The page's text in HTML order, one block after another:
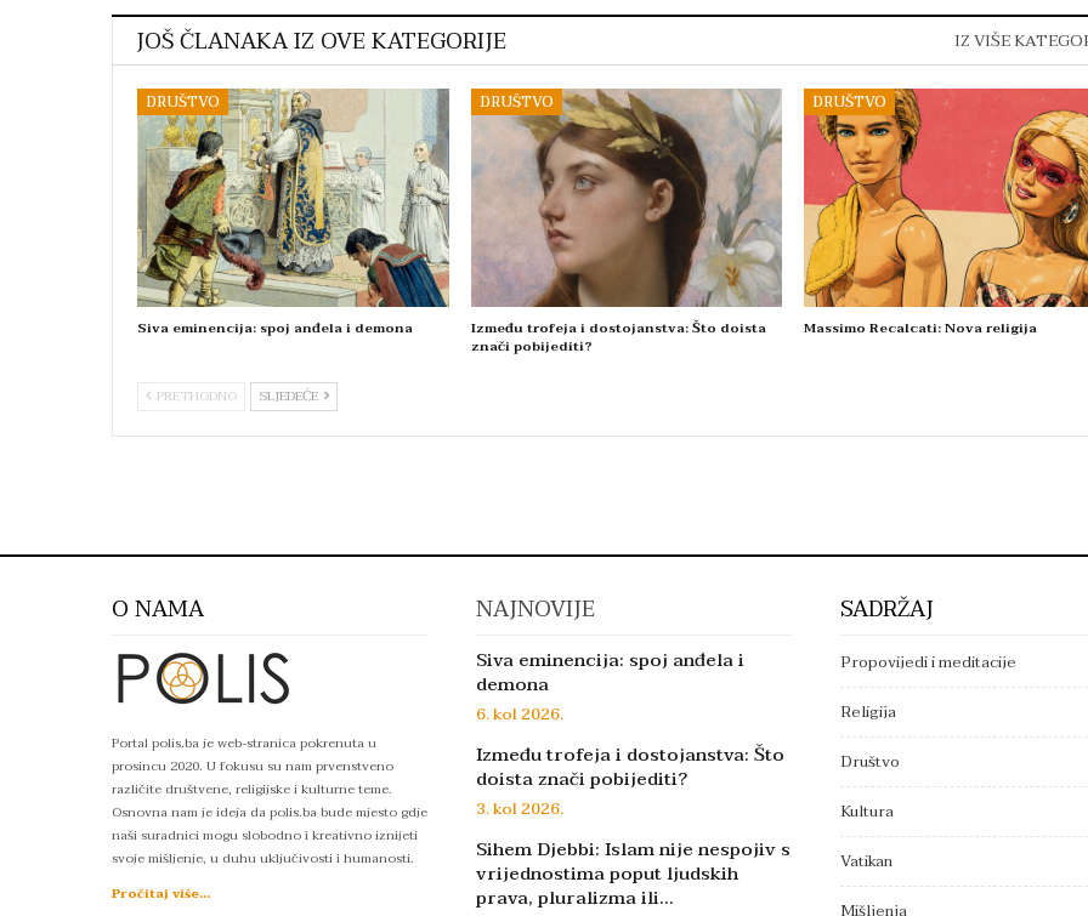
JOŠ ČLANAKA IZ OVE KATEGORIJE IZ VIŠE
DRUŠTVO
Siva eminencija: spoj anđela i demona
DRUŠTVO
Između trofeja i dostojanstva: Što doista
znači pobijediti?
DRUŠTVO
Massimo Recalcati: Nova religija
PRETHODNO SLJEDEĆE
O NAMA
Portal polis.ba je web-stranica pokrenuta u
prosincu 2020. U fokusu su nam prvenstveno
različite društvene, religijske i kulturne teme.
Osnovna nam je ideja da polis.ba bude mjesto gdje
naši suradnici mogu slobodno i kreativno iznijeti
svoje mišljenje, u duhu uključivosti i humanosti.
Pročitaj više...
NAJNOVIJE
Siva eminencija: spoj anđela i
demona
6. kol 2026.
Između trofeja i dostojanstva: Što
doista znači pobijediti?
3. kol 2026.
Sihem Djebbi: Islam nije nespojiv s
vrijednostima poput ljudskih
prava, pluralizma ili…
SADRŽAJ
Propovijedi i meditacije
Religija
Društvo
Kultura
Vatikan